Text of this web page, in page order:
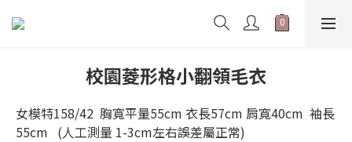
校園菱形格小翻領毛衣
女模特158/42  胸寬平量55cm 衣長57cm 肩寬40cm  袖長
55cm   (人工測量 1-3cm左右誤差屬正常)